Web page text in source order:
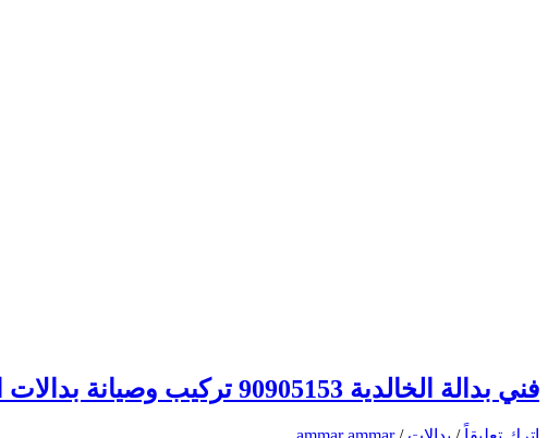
فني بدالة الخالدية 90905153 تركيب وصيانة بدالات الكويت